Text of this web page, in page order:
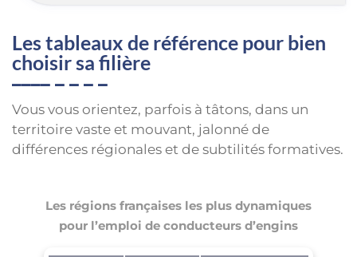
Les tableaux de référence pour bien
choisir sa filière
Vous vous orientez, parfois à tâtons, dans un
territoire vaste et mouvant, jalonné de
différences régionales et de subtilités formatives.
Les régions françaises les plus dynamiques
pour l’emploi de conducteurs d’engins